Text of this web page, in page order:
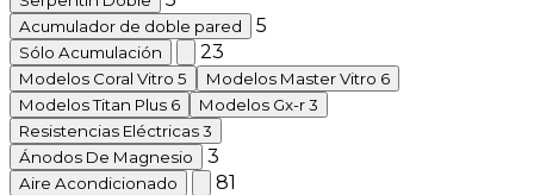
Acumulador de doble pared 5
Sólo Acumulación 23
Modelos Coral Vitro 5 Modelos Master Vitro 6
Modelos Titan Plus 6 Modelos Gx-r3
Resistencias Eléctricas3
Ánodos De Magnesio
3
Aire Acondicionado 81